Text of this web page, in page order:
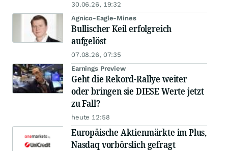
30.06.26, 19:32
Agnico-Eagle-Mines
Bullischer Keil erfolgreich
aufgelöst
07.08.26, 07:35
Earnings Preview
Geht die Rekord-Rallye weiter
oder bringen sie DIESE Werte jetzt
zu Fall?
heute 12:58
Europäische Aktienmärkte im Plus,
Nasdaq vorbörslich gefragt